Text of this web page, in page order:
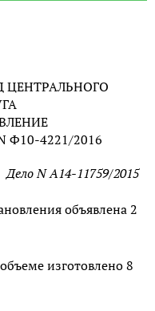
Ф10-4221/2016
Дело N А14-11759/2015
объявлена 2
изготовлено 8